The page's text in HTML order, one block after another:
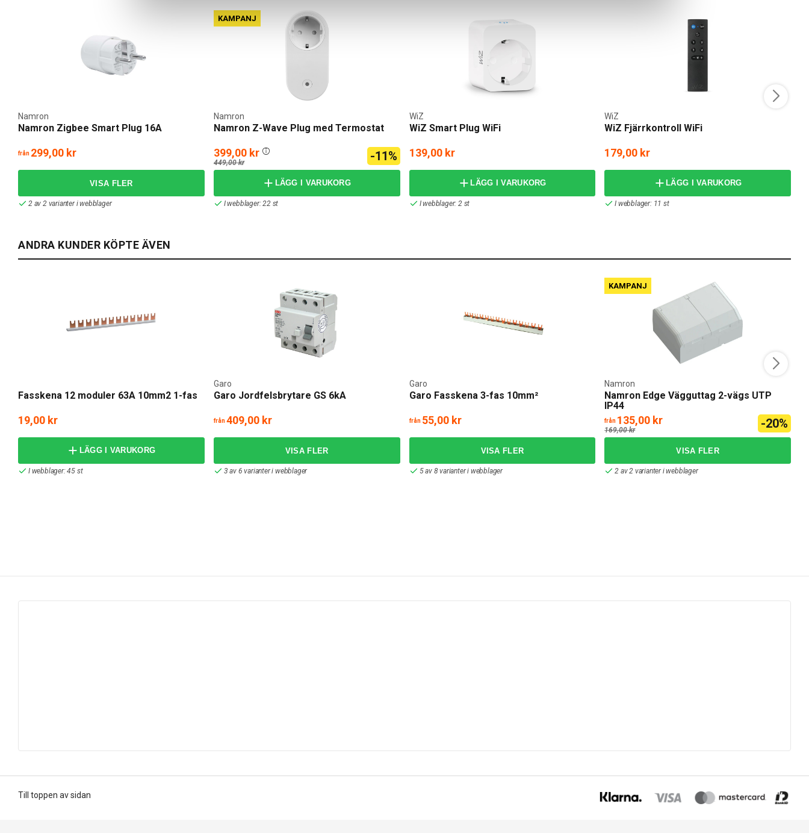
Namron Zigbee Smart Plug 16A
Namron
från 299,00 kr
2 av 2 varianter i webblager
KAMPANJ
Namron Z-Wave Plug med Termostat
Namron
399,00 kr
449,00 kr -11%
LÄGG I VARUKORG
I webblager: 22 st
WiZ Smart Plug WiFi
WiZ
139,00 kr
LÄGG I VARUKORG
I webblager: 2 st
WiZ Fjärrkontroll WiFi
WiZ
179,00 kr
LÄGG I VARUKORG
I webblager: 11 st
ANDRA KUNDER KÖPTE ÄVEN
Fasskena 12 moduler 63A 10mm2 1-fas
19,00 kr
LÄGG I VARUKORG
I webblager: 45 st
Garo Jordfelsbrytare GS 6kA
Garo
från 409,00 kr
3 av 6 varianter i webblager
Garo Fasskena 3-fas 10mm²
Garo
från 55,00 kr
5 av 8 varianter i webblager
KAMPANJ
Namron Edge Vägguttag 2-vägs UTP
IP44
Namron
från 135,00 kr
169,00 kr -20%
2 av 2 varianter i webblager
Till toppen av sidan